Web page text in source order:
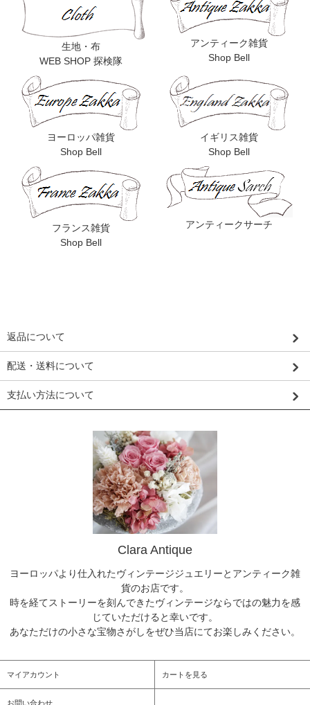
生地・布
WEB SHOP 探検隊
アンティーク雑貨
Shop Bell
ヨーロッパ雑貨
Shop Bell
イギリス雑貨
Shop Bell
フランス雑貨
Shop Bell
アンティークサーチ
返品について
配送・送料について
支払い方法について
Clara Antique
ヨーロッパより仕入れたヴィンテージジュエリーとアンティーク雑
貨のお店です。
時を経てストーリーを刻んできたヴィンテージならではの魅力を感
じていただけると幸いです。
あなただけの小さな宝物さがしをぜひ当店にてお楽しみください。
マイアカウント カートを見る
お問い合わせ